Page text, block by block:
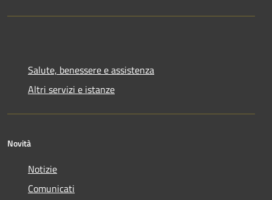
Salute, benessere e assistenza
Altri servizi e istanze
Novità
Notizie
Comunicati